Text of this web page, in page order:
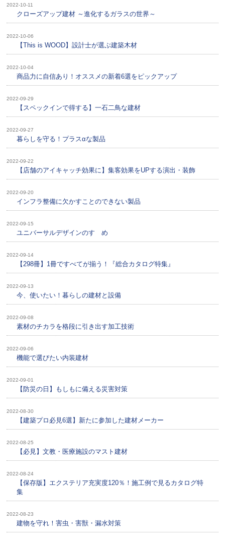
2022-10-11
クローズアップ建材 ～進化するガラスの世界～
2022-10-06
【This is WOOD】設計士が選ぶ建築木材
2022-10-04
商品力に自信あり！オススメの新着6選をピックアップ
2022-09-29
【スペックインで得する】一石二鳥な建材
2022-09-27
暮らしを守る！プラスαな製品
2022-09-22
【店舗のアイキャッチ効果に】集客効果をUPする演出・装飾
2022-09-20
インフラ整備に欠かすことのできない製品
2022-09-15
ユニバーサルデザインのすゝめ
2022-09-14
【298冊】1冊ですべてが揃う！『総合カタログ特集』
2022-09-13
今、使いたい！暮らしの建材と設備
2022-09-08
素材のチカラを格段に引き出す加工技術
2022-09-06
機能で選びたい内装建材
2022-09-01
【防災の日】もしもに備える災害対策
2022-08-30
【建築プロ必見6選】新たに参加した建材メーカー
2022-08-25
【必見】文教・医療施設のマスト建材
2022-08-24
【保存版】エクステリア充実度120％！施工例で見るカタログ特
集
2022-08-23
建物を守れ！害虫・害獣・漏水対策